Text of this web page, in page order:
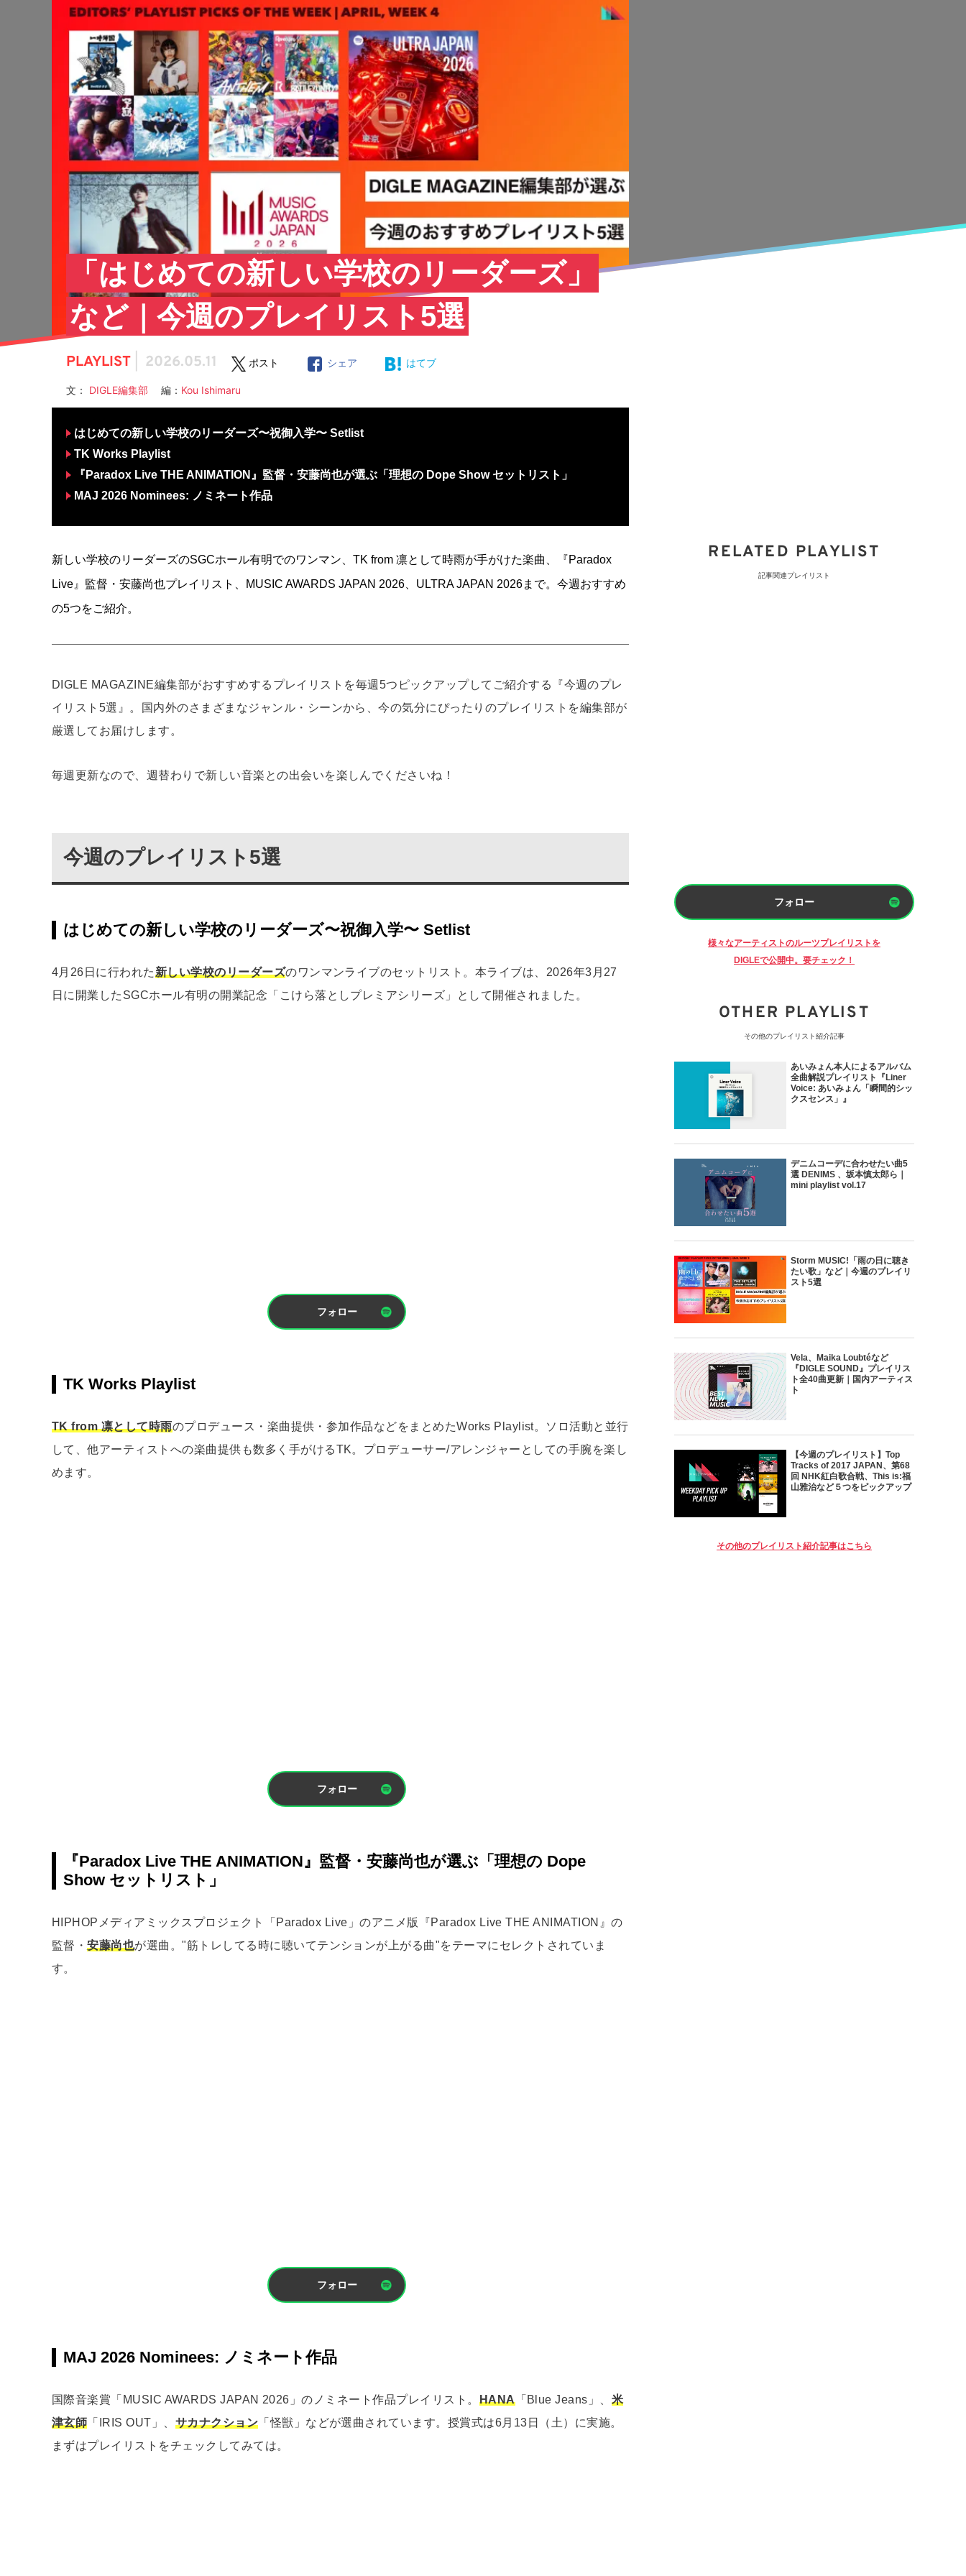
「はじめての新しい学校のリーダーズ」
など｜今週のプレイリスト5選
PLAYLIST 2026.05.11 ポスト シェア はてブ
文： DIGLE編集部 編： Kou Ishimaru
はじめての新しい学校のリーダーズ〜祝御入学〜 Setlist
TK Works Playlist
『Paradox Live THE ANIMATION』監督・安藤尚也が選ぶ「理想の Dope Show セットリスト」
MAJ 2026 Nominees: ノミネート作品
新しい学校のリーダーズのSGCホール有明でのワンマン、TK from 凛として時雨が手がけた楽曲、『Paradox
Live』監督・安藤尚也プレイリスト、MUSIC AWARDS JAPAN 2026、ULTRA JAPAN 2026まで。今週おすすめ
の5つをご紹介。
DIGLE MAGAZINE編集部がおすすめするプレイリストを毎週5つピックアップしてご紹介する『今週のプレ
イリスト5選』。国内外のさまざまなジャンル・シーンから、今の気分にぴったりのプレイリストを編集部が
厳選してお届けします。
毎週更新なので、週替わりで新しい音楽との出会いを楽しんでくださいね！
今週のプレイリスト5選
はじめての新しい学校のリーダーズ〜祝御入学〜 Setlist
4月26日に行われた新しい学校のリーダーズのワンマンライブのセットリスト。本ライブは、2026年3月27
日に開業したSGCホール有明の開業記念「こけら落としプレミアシリーズ」として開催されました。
フォロー
TK Works Playlist
TK from 凛として時雨のプロデュース・楽曲提供・参加作品などをまとめたWorks Playlist。ソロ活動と並行
して、他アーティストへの楽曲提供も数多く手がけるTK。プロデューサー/アレンジャーとしての手腕を楽し
めます。
フォロー
『Paradox Live THE ANIMATION』監督・安藤尚也が選ぶ「理想の Dope
Show セットリスト」
HIPHOPメディアミックスプロジェクト「Paradox Live」のアニメ版『Paradox Live THE ANIMATION』の
監督・安藤尚也が選曲。"筋トレしてる時に聴いてテンションが上がる曲"をテーマにセレクトされていま
す。
フォロー
MAJ 2026 Nominees: ノミネート作品
国際音楽賞「MUSIC AWARDS JAPAN 2026」のノミネート作品プレイリスト。 HANA「Blue Jeans」、 米
津玄師 「IRIS OUT」、 サカナクション 「怪獣」などが選曲されています。授賞式は6月13日（土）に実施。
まずはプレイリストをチェックしてみては。
RELATED PLAYLIST
記事関連プレイリスト
フォロー
様々なアーティストのルーツプレイリストを
DIGLEで公開中。要チェック！
OTHER PLAYLIST
その他のプレイリスト紹介記事
あいみょん本人によるアルバム
全曲解説プレイリスト『Liner
Voice: あいみょん「瞬間的シッ
クスセンス」』
デニムコーデに合わせたい曲5
選 DENIMS 、坂本慎太郎ら｜
mini playlist vol.17
Storm MUSIC!「雨の日に聴き
たい歌」など｜今週のプレイリ
スト5選
Vela、Maika Loubtéなど
『DIGLE SOUND』プレイリス
ト全40曲更新｜国内アーティス
ト
【今週のプレイリスト】Top
Tracks of 2017 JAPAN、第68
回 NHK紅白歌合戦、This is:福
山雅治など５つをピックアップ
その他のプレイリスト紹介記事はこちら